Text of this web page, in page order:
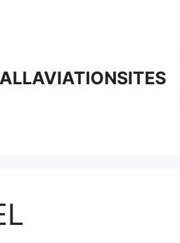
ALLAVIATIONSITES